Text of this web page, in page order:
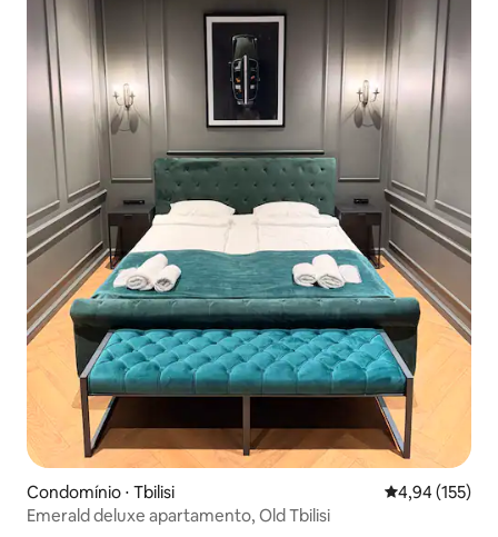
Condomínio ⋅ Tbilisi 4,94 de uma
4,94 (155)
Emerald deluxe apartamento, Old Tbilisi